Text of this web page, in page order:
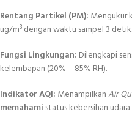
Rentang Partikel (PM): Mengukur
ug/m³ dengan waktu sampel 3 detik.
Fungsi Lingkungan: Dilengkapi
kelembapan (20% – 85% RH).
Indikator AQI: MenampilkanAir
memahami status kebersihan